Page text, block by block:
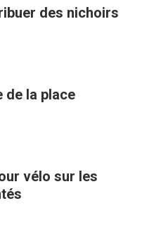
des nichoirs
de la place
vélo sur les